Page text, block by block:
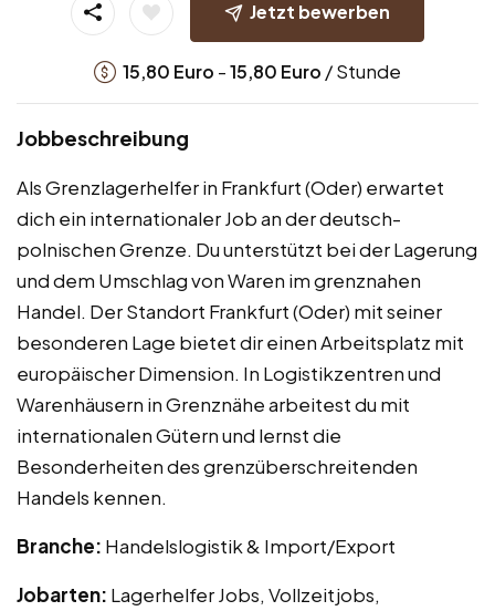
Jetzt bewerben
15,80 Euro -15,80 Euro / Stunde
Jobbeschreibung
Als Grenzlagerhelfer in Frankfurt (Oder) erwartet
dich ein internationaler Job an der deutsch-
polnischen Grenze. Du unterstützt bei der Lagerung
und dem Umschlag von Waren im grenznahen
Handel. Der Standort Frankfurt (Oder) mit seiner
besonderen Lage bietet dir einen Arbeitsplatz mit
europäischer Dimension. In Logistikzentren und
Warenhäusern in Grenznähe arbeitest du mit
internationalen Gütern und lernst die
Besonderheiten des grenzüberschreitenden
Handels kennen.
Branche: Handelslogistik & Import/Export
Jobarten: Lagerhelfer Jobs, Vollzeitjobs,